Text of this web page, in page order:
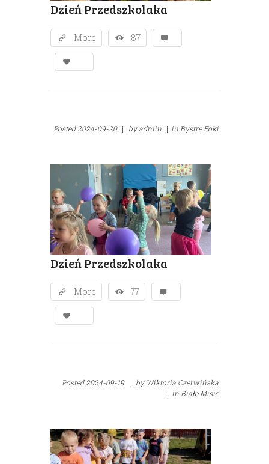
Dzień Przedszkolaka
More 87
Posted2024-09-20 | byadmin | inBystre Foki
Dzień Przedszkolaka
More 77
Posted2024-09-19 | byWiktoria Czerwińska
| in Białe Misie